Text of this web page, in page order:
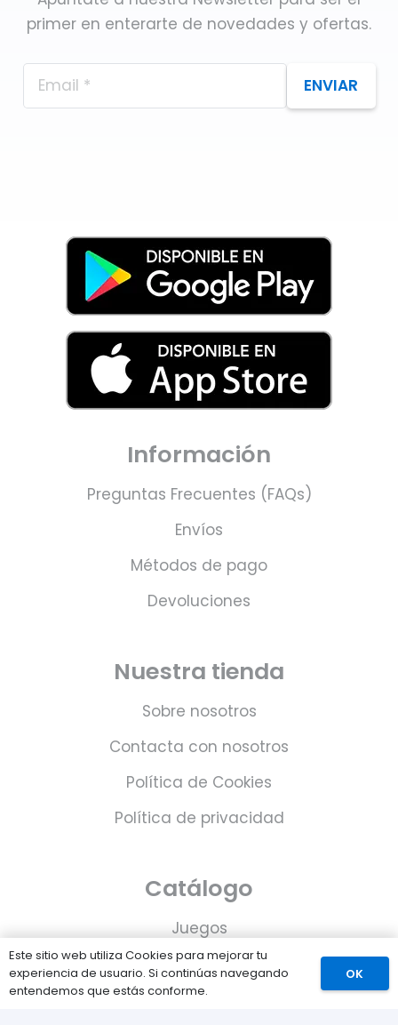
primer en enterarte de novedades y ofertas.
ENVIAR
Información
Preguntas Frecuentes (FAQs)
Envíos
Métodos de pago
Devoluciones
Nuestra tienda
Sobre nosotros
Contacta con nosotros
Política de Cookies
Política de privacidad
Catálogo
Juegos
Consolas
Accesorios para tu PS5
Este sitio web utiliza Cookies para mejorar tu
experiencia de usuario. Si continúas navegando
entendemos que estás conforme.
OK